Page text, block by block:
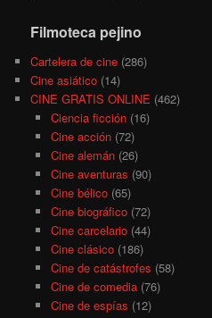
Filmoteca pejino
Cartelera de cine (286)
Cine asiático (14)
CINE GRATIS ONLINE (462)
Ciencia ficción(16)
Cine acción(72)
Cine alemán(26)
Cine aventuras (90)
Cine bélico(65)
Cine biográfico(72)
Cine carcelario(44)
Cine clásico(186)
Cine de catástrofes (58)
Cine de comedia(76)
Cine de espías (12)